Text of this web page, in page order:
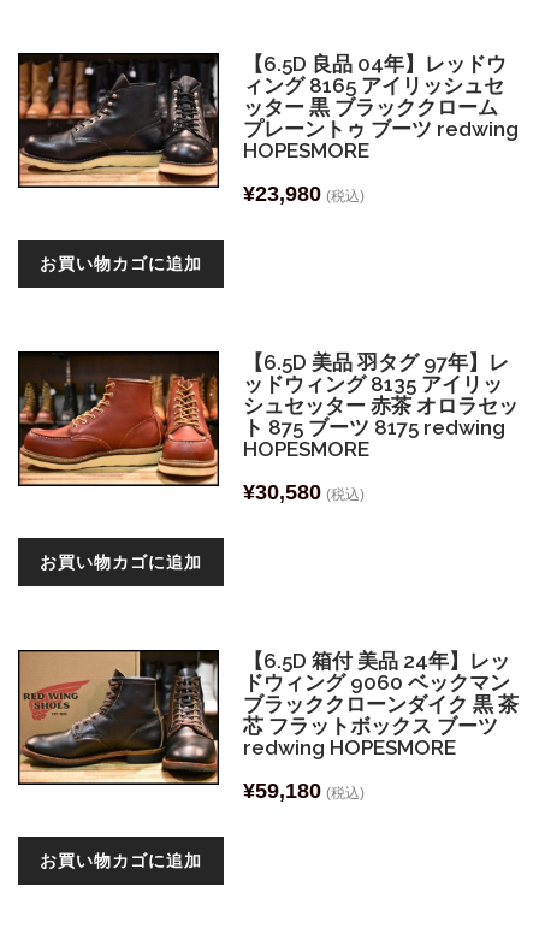
【6.5D 良品 04年】レッドウ
ィング 8165 アイリッシュセ
ッター 黒 ブラッククローム
プレーントゥ ブーツ redwing
HOPESMORE
¥23,980 (税込)
お買い物カゴに追加
【6.5D 美品 羽タグ 97年】レ
ッドウィング 8135 アイリッ
シュセッター 赤茶 オロラセッ
ト 875 ブーツ 8175 redwing
HOPESMORE
¥30,580 (税込)
お買い物カゴに追加
【6.5D 箱付 美品 24年】レッ
ドウィング 9060 ベックマン
ブラッククローンダイク 黒 茶
芯 フラットボックス ブーツ
redwing HOPESMORE
¥59,180 (税込)
お買い物カゴに追加